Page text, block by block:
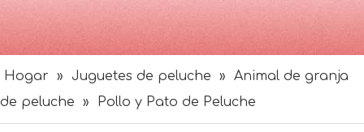
Hogar » Juguetes de peluche »
Animal de granja
de peluche
» Pollo y Pato de Peluche